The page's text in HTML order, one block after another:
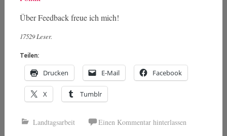
Über Feedback freue ich mich!
17529 Leser.
Teilen:
Drucken E-Mail Facebook
X Tumblr
Landtagsarbeit Einen Kommentar hinterlassen